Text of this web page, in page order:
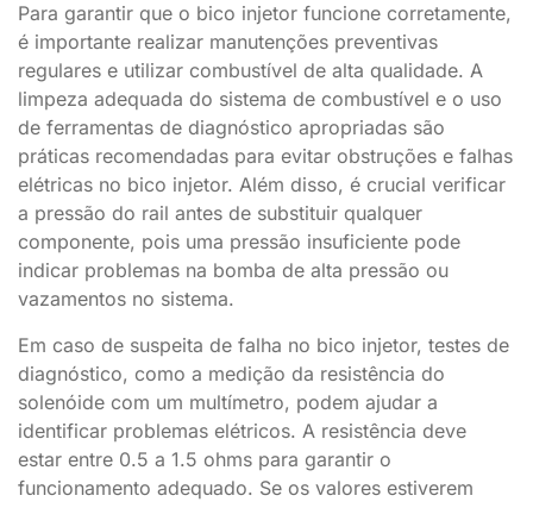
Para garantir que o bico injetor funcione corretamente,
é importante realizar manutenções preventivas
regulares e utilizar combustível de alta qualidade. A
limpeza adequada do sistema de combustível e o uso
de ferramentas de diagnóstico apropriadas são
práticas recomendadas para evitar obstruções e falhas
elétricas no bico injetor. Além disso, é crucial verificar
a pressão do rail antes de substituir qualquer
componente, pois uma pressão insuficiente pode
indicar problemas na bomba de alta pressão ou
vazamentos no sistema.
Em caso de suspeita de falha no bico injetor, testes de
diagnóstico, como a medição da resistência do
solenóide com um multímetro, podem ajudar a
identificar problemas elétricos. A resistência deve
estar entre 0.5 a 1.5 ohms para garantir o
funcionamento adequado. Se os valores estiverem